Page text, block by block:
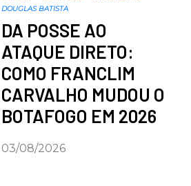
DOUGLAS BATISTA
DA POSSE AO
ATAQUE DIRETO:
COMO FRANCLIM
CARVALHO MUDOU O
BOTAFOGO EM 2026
03/08/2026